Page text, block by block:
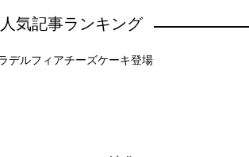
人気記事ランキング
デルフィアチーズケーキ登場